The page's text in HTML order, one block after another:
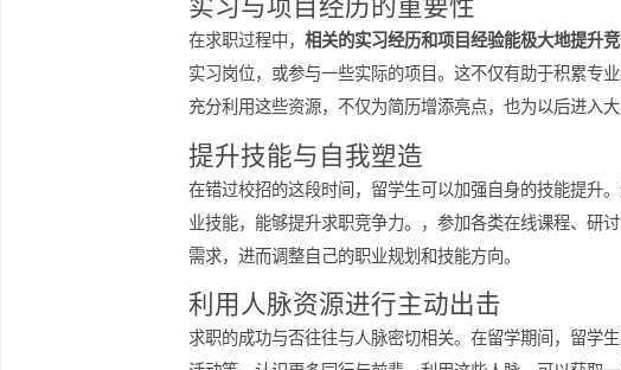
请。，一些企业也会在特定时间举办社会招募，面
实习与项目经历的重要性
在求职过程中，相关的实习经历和项目经验能极大
实习岗位，或参与一些实际的项目。这不仅有助
充分利用这些资源，不仅为简历增添亮点，也为
提升技能与自我塑造
在错过校招的这段时间，留学生可以加强自身的技
业技能，能够提升求职竞争力。，参加各类在线
需求，进而调整自己的职业规划和技能方向。